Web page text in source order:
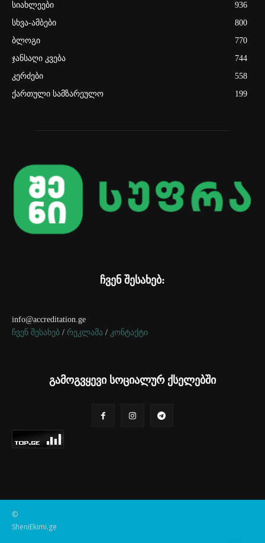
სიახლეები
936
სხვა-ამბები
800
ბლოგი
770
ჯანსაღი კვება
744
კერძები
558
ქართული სამზარეულო
199
ჩვენ შესახებ:
info@accreditation.ge
ჩვენ შესახებ / რეკლამა / კონტაქტი
გამოგვყევი სოციალურ ქსელებში
©
SheniEkimi.ge